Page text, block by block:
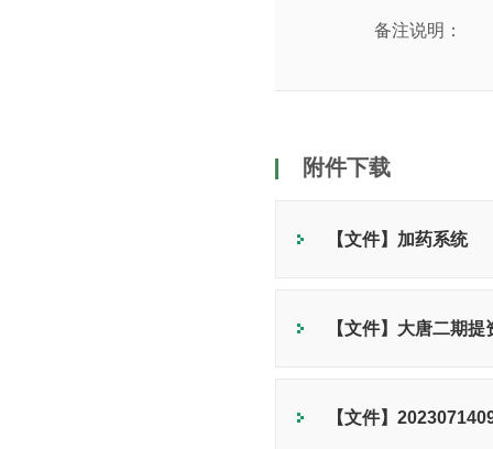
备注说明：
附件下载
【文件】加药系统
【文件】大唐二期
【文件】